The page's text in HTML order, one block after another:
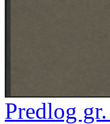
Predlog